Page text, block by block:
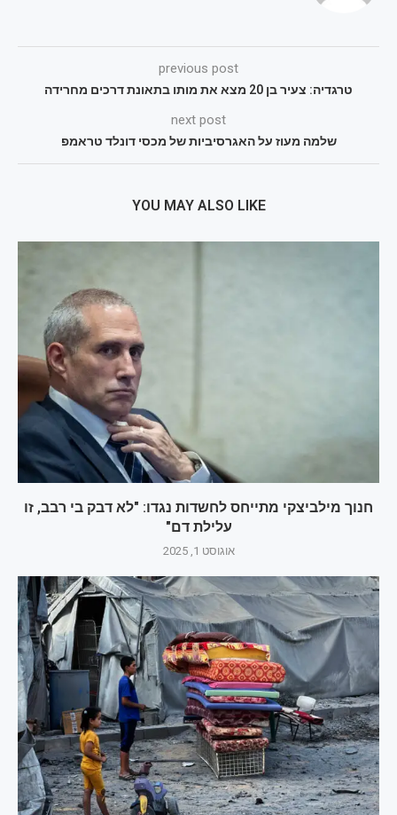
previous post
טרגדיה: צעיר בן 20 מצא את מותו בתאונת דרכים מחרידה
next post
שלמה מעוז על האגרסיביות של מכסי דונלד טראמפ
YOU MAY ALSO LIKE
חנוך מילביצקי מתייחס לחשדות נגדו: "לא דבק בי רבב, זו
עלילת דם"
אוגוסט 1, 2025